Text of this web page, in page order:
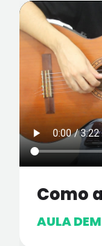
Como
AULA